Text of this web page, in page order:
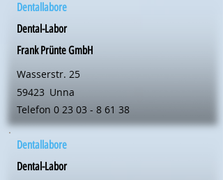
Dentallabore
Dental-Labor
Frank Prünte GmbH
Wasserstr. 25
59423 Unna
Telefon 0 23 03 - 8 61 38
Dentallabore
Dental-Labor